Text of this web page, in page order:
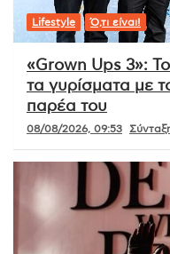
Lifestyle Ό,τι είναι!
«Grown Ups 3»:
τα γυρίσματα με
παρέα του
08/08/2026, 09:53